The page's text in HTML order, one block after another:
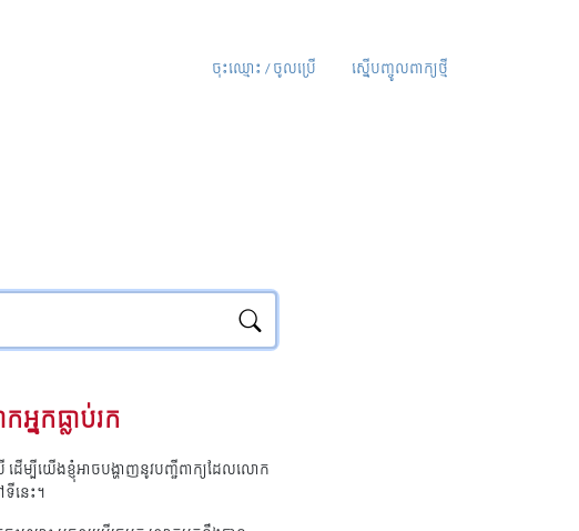
ចុះឈ្មោះ / ចូលប្រើ ស្នើបញ្ចូលពាក្យថ្មី
នកធ្លាប់រក
ើម្បីយើងខ្ញុំអាចបង្ហាញនូវបញ្ជីពាក្យដែលលោក
ទីនេះ។